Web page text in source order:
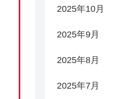
2025年10月
2025年9月
2025年8月
2025年7月